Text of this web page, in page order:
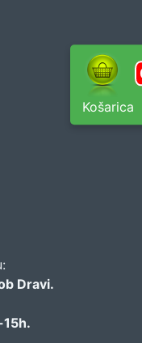
Košarica
Dravi.